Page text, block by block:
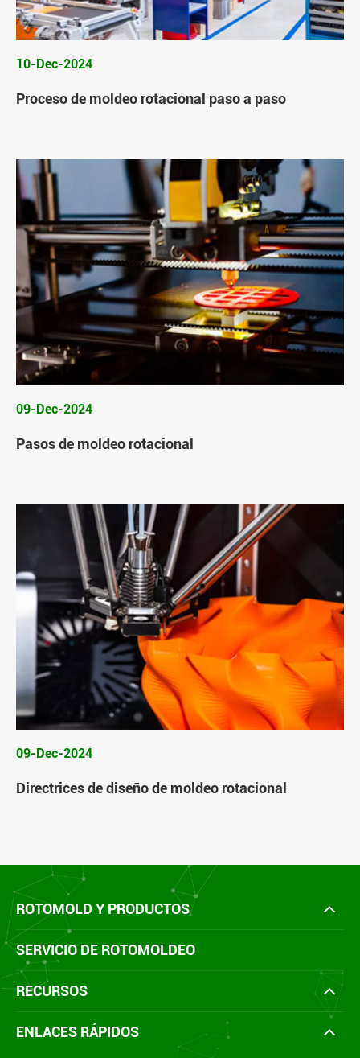
10-Dec-2024
Proceso de moldeo rotacional paso a paso
09-Dec-2024
Pasos de moldeo rotacional
09-Dec-2024
Directrices de diseño de moldeo rotacional
ROTOMOLD Y PRODUCTOS
SERVICIO DE ROTOMOLDEO
RECURSOS
ENLACES RÁPIDOS